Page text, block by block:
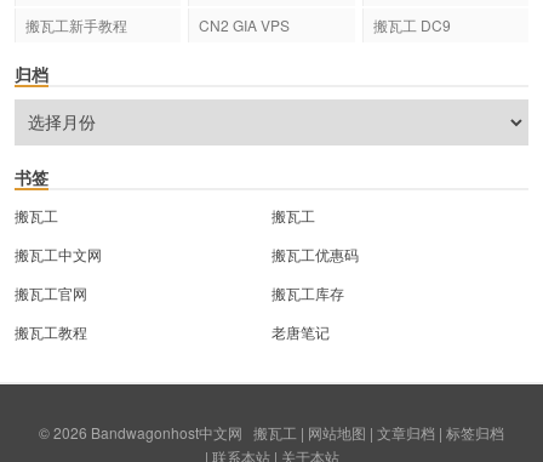
搬瓦工新手教程
CN2 GIA VPS 搬瓦工 DC9
归档
书签
搬瓦工
搬瓦工
搬瓦工中文网
搬瓦工优惠码
搬瓦工官网
搬瓦工库存
搬瓦工教程
老唐笔记
© 2026 Bandwagonhost中文网 搬瓦工 | 网站地图 | 文章归档 | 标签归档
| 联系本站| 关于本站